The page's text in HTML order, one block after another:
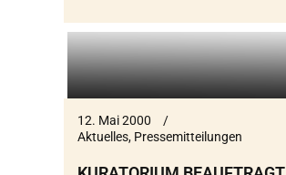
12. Mai 2000
Aktuelles, Pressemitteilungen